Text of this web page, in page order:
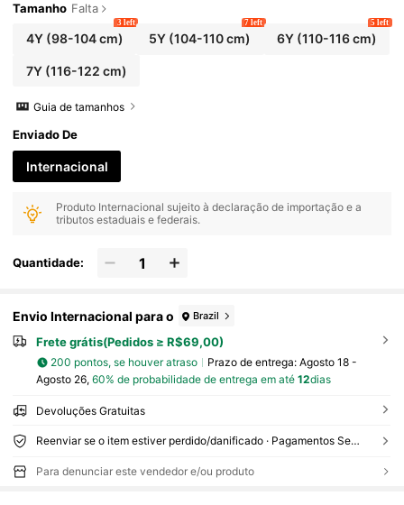
Tamanho Falta
4Y(98-104 cm)
3 left
5Y (104-110 cm)
7 left
6Y(110-116 cm)
5 left
7Y(116-122 cm)
Guia de tamanhos
Enviado De
Internacional
Produto Internacional sujeito à declaração de importação e a
tributos estaduais e federais.
Quantidade:
Envio Internacional para o Brazil
Frete grátis(Pedidos ≥ R$69,00)
200 pontos, se houver atraso Prazo de entrega: Agosto 18 -
Agosto 26, 60% de probabilidade de entrega em até 12dias
Devoluções Gratuitas
Reenviar se o item estiver perdido/danificado · Pagamentos Seguros · Proteção de privacidade
Para denunciar este vendedor e/ou produto